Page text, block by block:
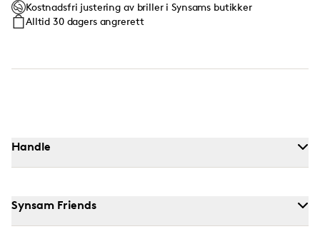
Kostnadsfri justering av briller i Synsams butikker
Alltid 30 dagers angrerett
Handle
Synsam Friends